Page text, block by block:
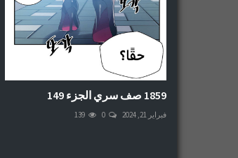
1859 صف سري الجزء 149
فبراير 21, 2024 0
139